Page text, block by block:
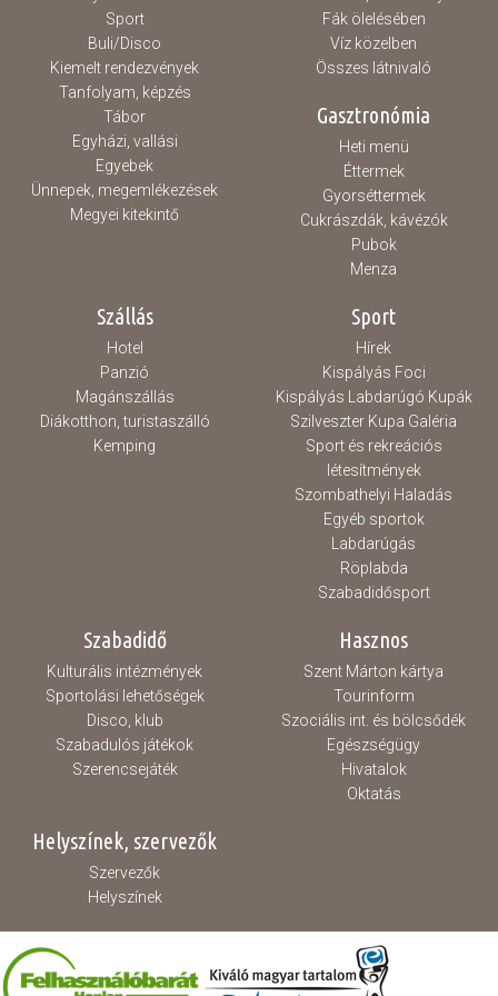
Hasznos
Sport
Buli/Disco
Kiemelt rendezvények
Tanfolyam, képzés
Tábor
Egyházi, vallási
Egyebek
Ünnepek, megemlékezések
Megyei kitekintő
Fák ölelésében
Víz közelben
Összes látnivaló
Gasztronómia
Heti menü
Éttermek
Gyorséttermek
Cukrászdák, kávézók
Pubok
Menza
Szállás
Hotel
Panzió
Magánszállás
Diákotthon, turistaszálló
Kemping
Sport
Hírek
Kispályás Foci
Kispályás Labdarúgó Kupák
Szilveszter Kupa Galéria
Sport és rekreációs
létesítmények
Szombathelyi Haladás
Egyéb sportok
Labdarúgás
Röplabda
Szabadidősport
Szabadidő
Kulturális intézmények
Sportolási lehetőségek
Disco, klub
Szabadulós játékok
Szerencsejáték
Hasznos
Szent Márton kártya
Tourinform
Szociális int. és bölcsődék
Egészségügy
Hivatalok
Oktatás
Helyszínek, szervezők
Szervezők
Helyszínek